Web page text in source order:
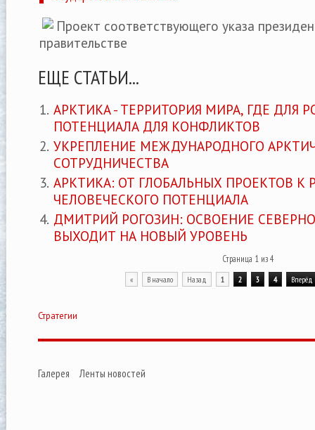
Проект соответствующего указа
правительстве
ЕЩЕ СТАТЬИ...
АРКТИКА - ТЕРРИТОРИЯ МИРА, ГДЕ ДЛЯ
ПОТЕНЦИАЛА ДЛЯ КОНФЛИКТОВ
УКРЕПЛЕНИЕ МЕЖДУНАРОДНОГО
СОТРУДНИЧЕСТВА
АРКТИКА: ОТ ГЛОБАЛЬНЫХ ПРОЕКТОВ К
ЧЕЛОВЕЧЕСКОГО ПОТЕНЦИАЛА
ДМИТРИЙ РОГОЗИН: ОСВОЕНИЕ
ВЫХОДИТ НА НОВЫЙ УРОВЕНЬ
Страница 1 из 4
« В начало Назад 1 2 3 4 Вперёд
Стратегии
Галерея Ленты новостей